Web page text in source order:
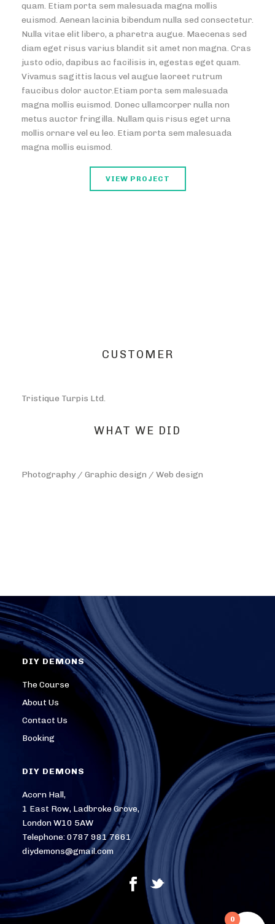
quam. Etiam porta sem malesuada magna mollis
euismod. Aenean lacinia bibendum nulla sed consectetur.
Nulla vitae elit libero, a pharetra augue. Maecenas sed
diam eget risus varius blandit sit amet non magna. Cras
justo odio, dapibus ac facilisis in, egestas eget quam.
Vivamus sagittis lacus vel augue laoreet rutrum
faucibus dolor auctor.Etiam porta sem malesuada
magna mollis euismod. Donec ullamcorper nulla non
metus auctor fringilla. Nullam quis risus eget urna
mollis ornare vel eu leo. Etiam porta sem malesuada
magna mollis euismod.
VIEW PROJECT
CUSTOMER
Tristique Turpis Ltd.
WHAT WE DID
Photography / Graphic design / Web design
DIY DEMONS
The Course
About Us
Contact Us
Booking
DIY DEMONS
Acorn Hall,
1 East Row, Ladbroke Grove,
London W10 5AW
Telephone: 0787 981 7661
diydemons@gmail.com
0